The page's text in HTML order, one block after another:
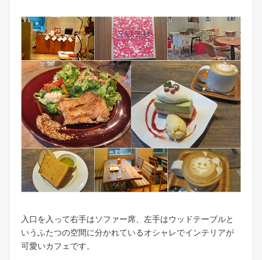
入口を入って右手はソファー席、左手はウッドテーブルと
いうふたつの空間に分かれているオシャレでインテリアが
可愛いカフェです。